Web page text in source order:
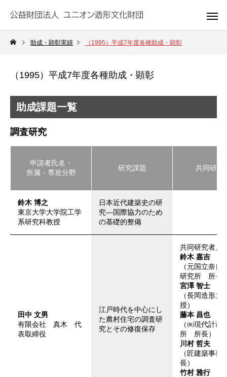
助成・顕彰実績 （1995）平成7年度各種助成・顕彰
（1995）平成7年度各種助成・顕彰
助成課題一覧
調査研究
申請者氏名・
所属・専攻分野
研究課題 共同研究
鈴木 博之
東京大学大学院工学
系研究科教授
日本近代建築史の研
究―国際協力のため
の基礎的整備
田中 文男
有限会社 真木 代
表取締役
江戸時代を中心にし
た農村住宅の調査研
究とその修復保存
共同研究者／
鈴木 嘉吉
（元国立奈良
研究所 所長
宮澤 智士
（長岡造形
授）
藤本 昌也
（㈱現代計画
所 所長）
川村 哲夫
（匠建築事
長）
竹村 雅行